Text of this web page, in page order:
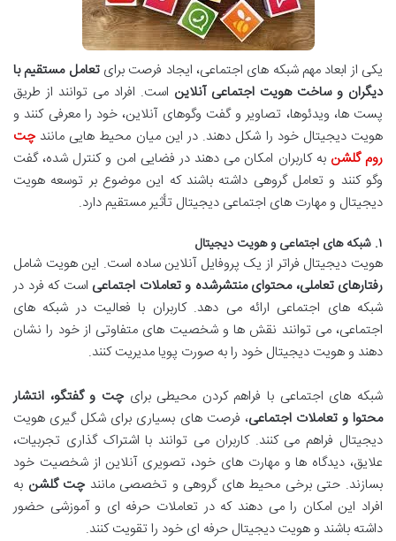
یکی از ابعاد مهم شبکه های اجتماعی، ایجاد فرصت برایتعامل مستقیم با
دیگران و ساخت هویت اجتماعی آنلاین است. افراد می توانند از طریق
پست ها، ویدئوها، تصاویر و گفت وگوهای آنلاین، خود را معرفی کنند و
هویت دیجیتال خود را شکل دهند. در این میان محیط هایی مانندچت
روم گلشن به کاربران امکان می دهند در فضایی امن و کنترل شده، گفت
وگو کنند و تعامل گروهی داشته باشند که این موضوع بر توسعه هویت
دیجیتال و مهارت های اجتماعی دیجیتال تأثیر مستقیم دارد.
۱. شبکه های اجتماعی و هویت دیجیتال
هویت دیجیتال فراتر از یک پروفایل آنلاین ساده است. این هویت شامل
رفتارهای تعاملی، محتوای منتشرشده و تعاملات اجتماعی است که فرد در
شبکه های اجتماعی ارائه می دهد. کاربران با فعالیت در شبکه های
اجتماعی، می توانند نقش ها و شخصیت های متفاوتی از خود را نشان
دهند و هویت دیجیتال خود را به صورت پویا مدیریت کنند.
شبکه های اجتماعی با فراهم کردن محیطی برایچت و گفتگو، انتشار
محتوا و تعاملات اجتماعی، فرصت های بسیاری برای شکل گیری هویت
دیجیتال فراهم می کنند. کاربران می توانند با اشتراک گذاری تجربیات،
علایق، دیدگاه ها و مهارت های خود، تصویری آنلاین از شخصیت خود
بسازند. حتی برخی محیط های گروهی و تخصصی مانندچت گلشن به
افراد این امکان را می دهند که در تعاملات حرفه ای و آموزشی حضور
داشته باشند و هویت دیجیتال حرفه ای خود را تقویت کنند.